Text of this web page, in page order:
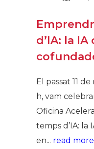
d’IA: la IA
El passat 11
h, vam
Oficina
temps d’IA: la
en... read